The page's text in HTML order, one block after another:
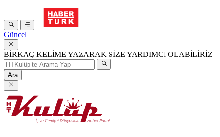
Güncel
BİRKAÇ KELİME YAZARAK SİZE YARDIMCI OLABİLİRİZ
Ara